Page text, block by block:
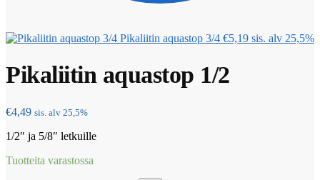
Pikaliitin aquastop 3/4 €5,19 sis. alv 25,5%
Pikaliitin aquastop 1/2
€4,49 sis. alv 25,5%
1/2″ ja 5/8″ letkuille
Tuotteita varastossa